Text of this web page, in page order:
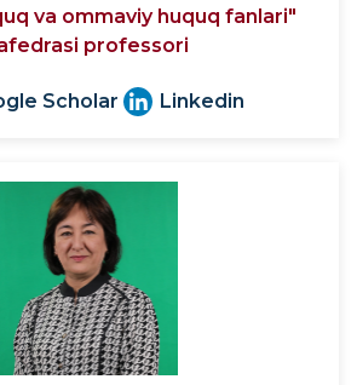
va ommaviy huquq fanlari"
professori
Scholar Linkedin